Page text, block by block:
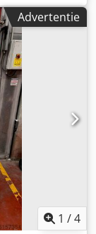
Advertentie
1 /4